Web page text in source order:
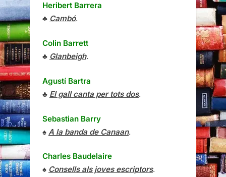
Heribert Barrera
♣ Cambó.
Colin Barrett
♣ Glanbeigh.
Agustí Bartra
♣ El gall canta per tots dos.
Sebastian Barry
♠ A la banda de Canaan.
Charles Baudelaire
♠ Consells als joves escriptors.